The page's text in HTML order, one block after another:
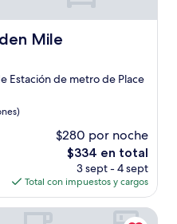
Mile
Estación de metro de Place
$280 por noche
El
precio
actual
es
de
$334 en total
3 sept - 4 sept
Total con impuestos y cargos